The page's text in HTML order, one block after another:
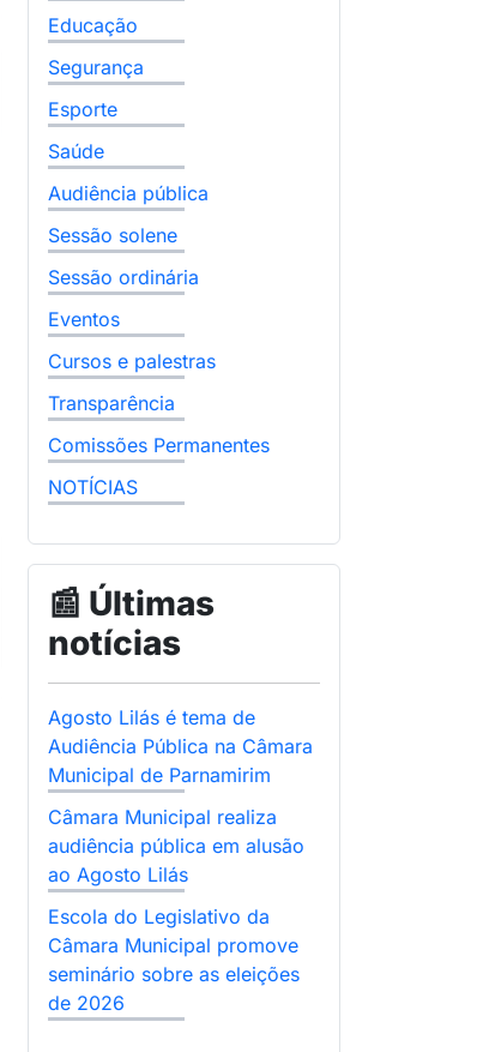
Educação
Segurança
Esporte
Saúde
Audiência pública
Sessão solene
Sessão ordinária
Eventos
Cursos e palestras
Transparência
Comissões Permanentes
NOTÍCIAS
📰 Últimas
notícias
Agosto Lilás é tema de
Audiência Pública na Câmara
Municipal de Parnamirim
Câmara Municipal realiza
audiência pública em alusão
ao Agosto Lilás
Escola do Legislativo da
Câmara Municipal promove
seminário sobre as eleições
de 2026